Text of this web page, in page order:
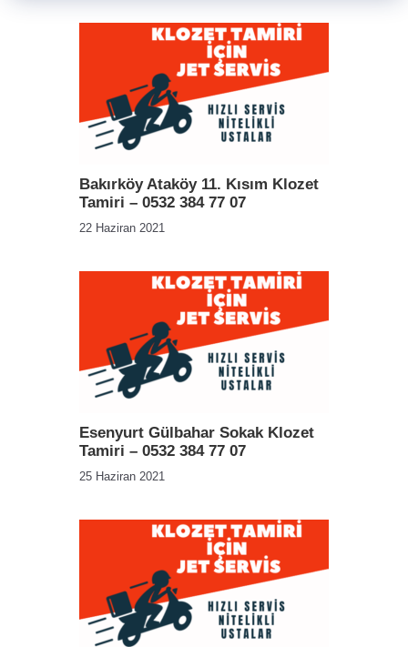
Bakırköy Ataköy 11. Kısım Klozet
Tamiri – 0532 384 77 07
22 Haziran 2021
Esenyurt Gülbahar Sokak Klozet
Tamiri – 0532 384 77 07
25 Haziran 2021